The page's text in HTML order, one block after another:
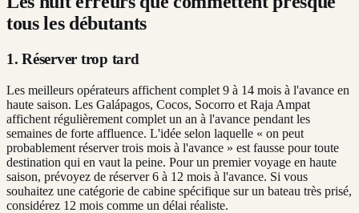
tous les débutants
1. Réserver trop tard
Les meilleurs opérateurs affichent complet 9 à 14 mois à l'avance en
haute saison. Les Galápagos, Cocos, Socorro et Raja Ampat
affichent régulièrement complet un an à l'avance pendant les
semaines de forte affluence. L'idée selon laquelle « on peut
probablement réserver trois mois à l'avance » est fausse pour toute
destination qui en vaut la peine. Pour un premier voyage en haute
saison, prévoyez de réserver 6 à 12 mois à l'avance. Si vous
souhaitez une catégorie de cabine spécifique sur un bateau très prisé,
considérez 12 mois comme un délai réaliste.